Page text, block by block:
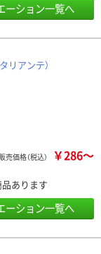
ーション一覧へ
リアンテ）
売価格（税込） ￥286～
品あります
ーション一覧へ